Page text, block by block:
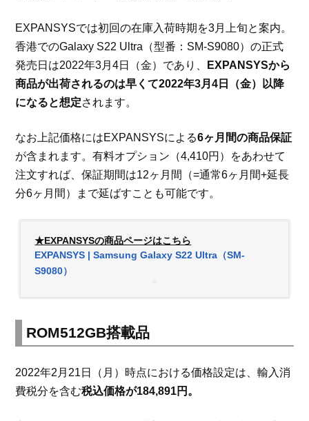
EXPANSYSでは初回の在庫入荷時期を3月上旬と案内。
香港でのGalaxy S22 Ultra（型番：SM-S9080）の正式
発売日は2022年3月4日（金）であり、
EXPANSYSから
商品が出荷されるのは早くて2022年3月4日（金）以降
になると想定されます。
なお上記価格にはEXPANSYSによる6ヶ月間の商品保証
が含まれます。有料オプション（4,410円）をあわせて
注文すれば、保証期間は12ヶ月間（=通常6ヶ月間+延長
分6ヶ月間）まで延ばすことも可能です。
★EXPANSYSの商品ページはこちら
EXPANSYS | Samsung Galaxy S22 Ultra（SM-
S9080）
ROM512GB搭載品
2022年2月21日（月）時点における価格設定は、輸入消
費税分を含む税込価格が184,891円。